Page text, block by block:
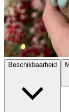
Beschikbaarheid